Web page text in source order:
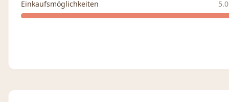
Einkaufsmöglichkeiten 5.0